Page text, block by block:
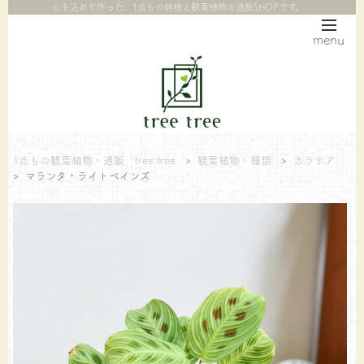
menu
心を込めて作った、1点もの鉢植え観葉植物の通販SHOPです。
1点もの観葉植物・通販 tree tree > 観葉植物・種類 >
カラテア
>
マランタ・ライトべインズ